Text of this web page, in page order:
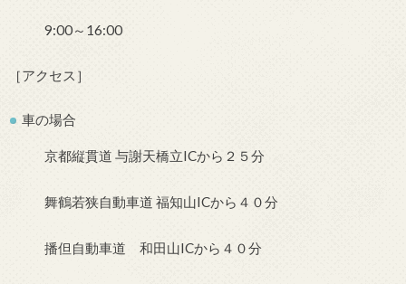
9:00～16:00
［アクセス］
車の場合
京都縦貫道 与謝天橋立ICから２５分
舞鶴若狭自動車道 福知山ICから４０分
播但自動車道 和田山ICから４０分